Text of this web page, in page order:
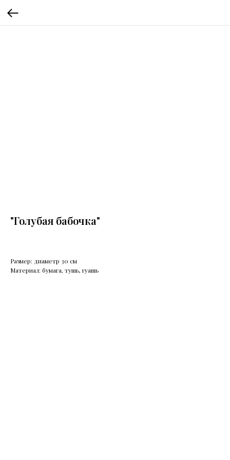
"Голубая бабочка"
Размер: диаметр 30 см
Материал: бумага, тушь, гуашь